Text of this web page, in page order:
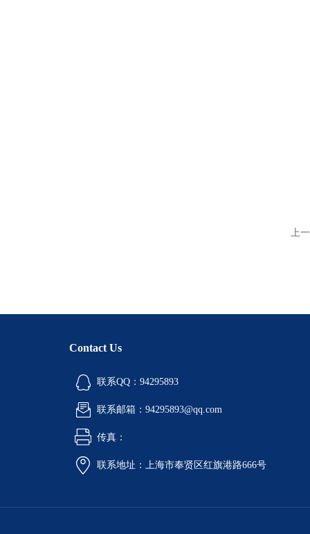
上
Contact Us
联系QQ：94295893
联系邮箱：94295893@qq.com
传真：
联系地址：上海市奉贤区红旗港路666号